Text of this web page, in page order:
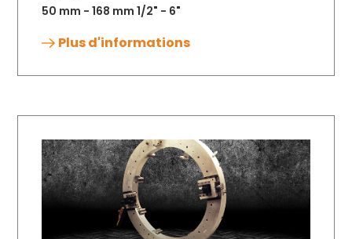
50 mm - 168 mm 1/2" - 6"
Plus d'informations